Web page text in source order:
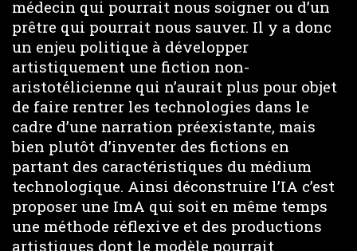
médecin qui pourrait nous soigner ou d’un
prêtre qui pourrait nous sauver. Il y a donc
un enjeu politique à développer
artistiquement une fiction non-
aristotélicienne qui n’aurait plus pour objet
de faire rentrer les technologies dans le
cadre d’une narration préexistante, mais
bien plutôt d’inventer des fictions en
partant des caractéristiques du médium
technologique. Ainsi déconstruire l’IA c’est
proposer une ImA qui soit en même temps
une méthode réflexive et des productions
artistiques dont le modèle pourrait